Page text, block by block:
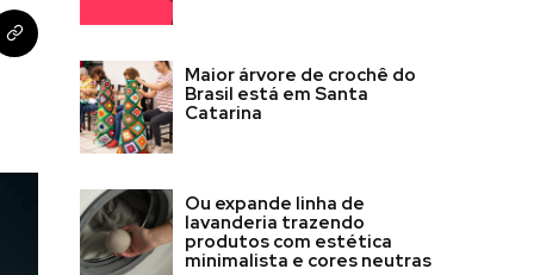
Maior árvore de crochê do
Brasil está em Santa
Catarina
Ou expande linha de
lavanderia trazendo
produtos com estética
minimalista e cores neutras